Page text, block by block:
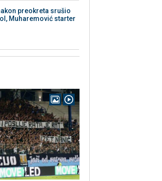
preokreta srušio
Muharemović starter